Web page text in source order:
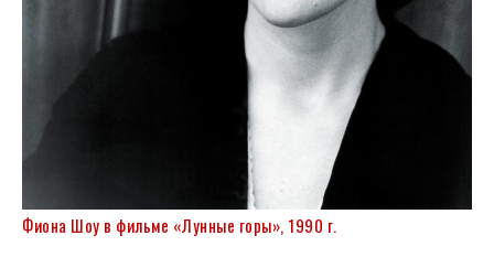
Фиона Шоу в фильме «Лунные горы», 1990 г.